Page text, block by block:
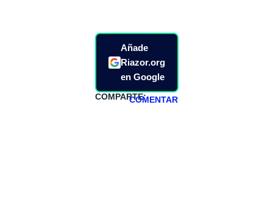
Añade
Riazor.org
en Google
COMPARTE:COMENTAR